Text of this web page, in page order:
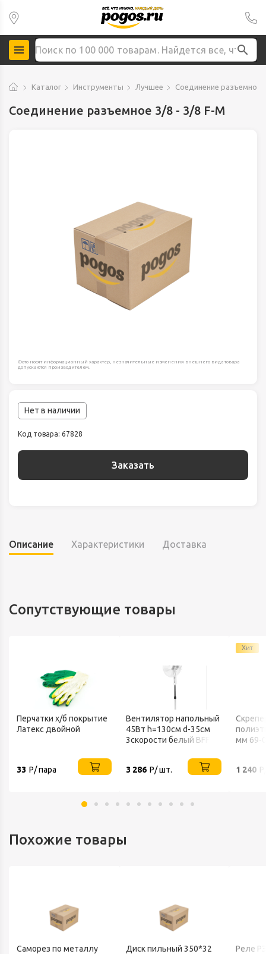
Каталог Инструменты Лучшее Соединение разъемное
Соединение разъемное 3/8 - 3/8 F-M
Фото носят информационный характер, незначительные изменения внешнего вида товара
допускаются производителем.
Нет в наличии
Код товара: 67828
Заказать
Описание Характеристики Доставка
Сопутствующие товары
Перчатки х/б покрытие
Латекс двойной
33 Р/ пара
Вентилятор напольный
45Вт h=130см d-35см
3скорости белый BFF-
3 286 Р/ шт.
Хит
мм 69-
1 240
Похожие товары
Саморез по металлу
Диск пильный 350*32
Реле